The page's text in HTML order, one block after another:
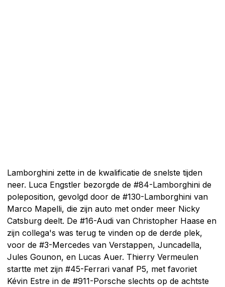
Lamborghini zette in de kwalificatie de snelste tijden
neer. Luca Engstler bezorgde de #84-Lamborghini de
poleposition, gevolgd door de #130-Lamborghini van
Marco Mapelli, die zijn auto met onder meer Nicky
Catsburg deelt. De #16-Audi van Christopher Haase en
zijn collega's was terug te vinden op de derde plek,
voor de #3-Mercedes van Verstappen, Juncadella,
Jules Gounon, en Lucas Auer. Thierry Vermeulen
startte met zijn #45-Ferrari vanaf P5, met favoriet
Kévin Estre in de #911-Porsche slechts op de achtste